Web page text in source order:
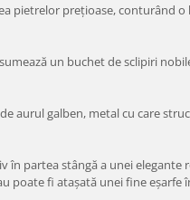
pietrelor preţioase,
un buchet de sclipiri
aurul galben, metal cu care
în partea stângă a unei
poate fi ataşată unei fine eşarfe